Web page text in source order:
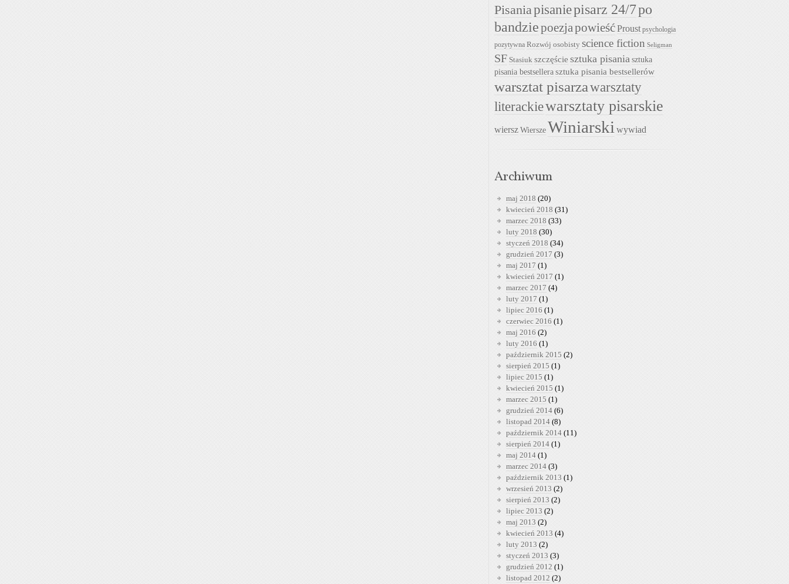
Pisaniapisaniepisarz 24/7po
bandziepoezjapowieśćProust psychologia
pozytywna Rozwój osobisty science fiction Seligman
SF Stasiuk szczęście sztuka pisania sztuka
pisania bestsellera sztuka pisania bestsellerów
warsztat pisarzawarsztaty
literackiewarsztaty pisarskie
wierszWierszeWiniarski wywiad
Archiwum
maj 2018 (20)
kwiecień 2018 (31)
marzec 2018 (33)
luty 2018 (30)
styczeń 2018 (34)
grudzień 2017 (3)
maj 2017 (1)
kwiecień 2017 (1)
marzec 2017 (4)
luty 2017 (1)
lipiec 2016 (1)
czerwiec 2016 (1)
maj 2016 (2)
luty 2016 (1)
październik 2015 (2)
sierpień 2015 (1)
lipiec 2015 (1)
kwiecień 2015 (1)
marzec 2015 (1)
grudzień 2014 (6)
listopad 2014 (8)
październik 2014 (11)
sierpień 2014 (1)
maj 2014 (1)
marzec 2014 (3)
październik 2013 (1)
wrzesień 2013 (2)
sierpień 2013 (2)
lipiec 2013 (2)
maj 2013 (2)
kwiecień 2013 (4)
luty 2013 (2)
styczeń 2013 (3)
grudzień 2012 (1)
listopad 2012 (2)